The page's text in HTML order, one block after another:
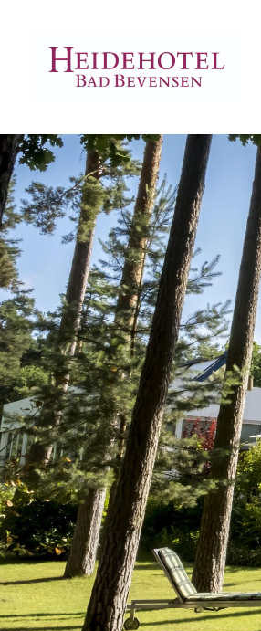
springen